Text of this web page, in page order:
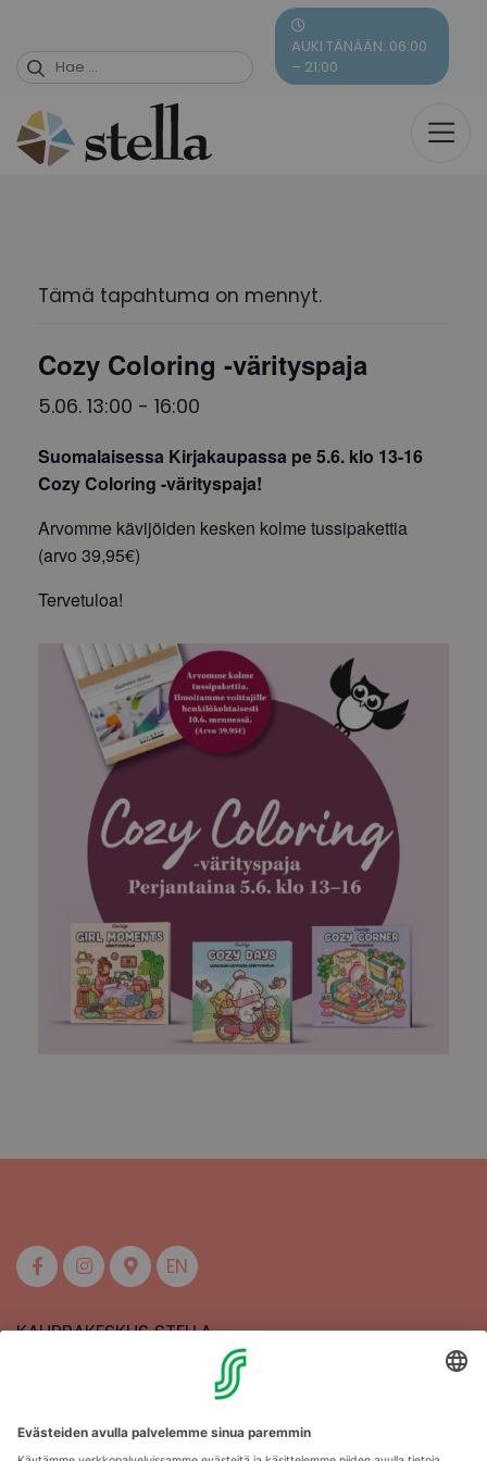
content
AUKI TÄNÄÄN: 06:00
– 21:00
Tämä tapahtuma on mennyt.
Cozy Coloring -värityspaja
5.06. 13:00 - 16:00
Suomalaisessa Kirjakaupassa pe 5.6. klo 13-16
Cozy Coloring -värityspaja!
Arvomme kävijöiden kesken kolme tussipakettia
(arvo 39,95€)
Tervetuloa!
EN
KAUPPAKESKUS STELLA
Aukioloajat